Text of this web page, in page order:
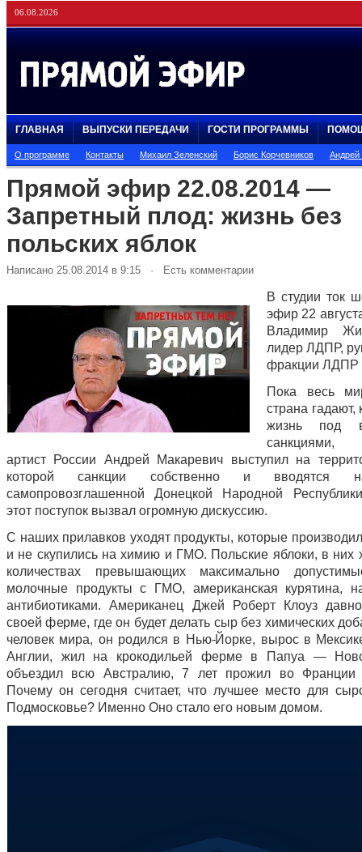
06.08.2026
ГЛАВНАЯ ВЫПУСКИ ПЕРЕДАЧИ ГОСТИ ПРОГРАММЫ
О программе Контакты Михаил Зеленский Борис Корчевников
Прямой эфир 22.08.2014 —
Запретный плод: жизнь без
польских яблок
Написано 25.08.2014 в 9:15 · Есть комментарии
В студии ток
эфир 22
Владимир
лидер ЛДПР,
фракции ЛДПР
Пока весь
страна гадают,
жизнь под
санкциями,
артист России Андрей Макаревич выступил на
которой санкции собственно и вводятся
самопровозглашенной Донецкой Народной
этот поступок вызвал огромную дискуссию.
С наших прилавков уходят продукты, которые
и не скупились на химию и ГМО. Польские яблоки, в них
количествах превышающих максимально
молочные продукты с ГМО, американская курятина,
антибиотиками. Американец Джей Роберт Клоуз
своей ферме, где он будет делать сыр без химических
человек мира, он родился в Нью-Йорке, вырос в
Англии, жил на крокодильей ферме в Папуа —
объездил всю Австралию, 7 лет прожил во
Почему он сегодня считает, что лучшее место для
Подмосковье? Именно Оно стало его новым домом.